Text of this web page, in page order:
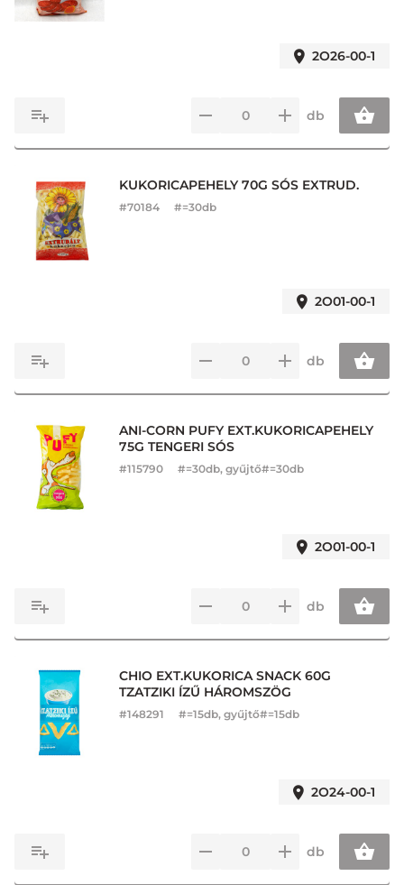
2O26-00-1
db
KUKORICAPEHELY 70G SÓS EXTRUD.
#70184 #=30db
2O01-00-1
db
ANI-CORN PUFY EXT.KUKORICAPEHELY
75G TENGERI SÓS
#115790 #=30db, gyűjtő#=30db
2O01-00-1
db
CHIO EXT.KUKORICA SNACK 60G
TZATZIKI ÍZŰ HÁROMSZÖG
#148291 #=15db, gyűjtő#=15db
2O24-00-1
db